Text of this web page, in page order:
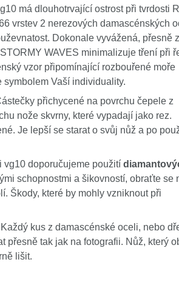
má dlouhotrvající ostrost při tvrdosti
vrstev 2 nerezových damascénských
Dokonale vyvážená, přesně
WAVES minimalizuje tření při
vzor připomínající rozbouřené moře
Vaší individuality.
přichycené na povrchu čepele z
nože skvrny, které vypadají jako rez.
Je lepší se starat o svůj nůž a po
vg10 doporučujeme použití
schopnostmi a šikovností, obraťte se
Škody, které by mohly vzniknout při
kus z damascénské oceli, nebo
tak jak na fotografii. Nůž, který
lišit.